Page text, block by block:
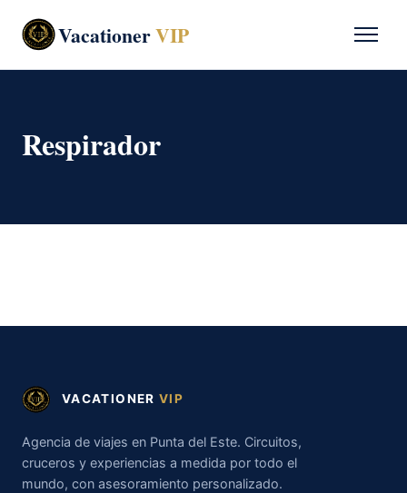
VacationerVIP
Respirador
VACATIONER VIP
Agencia de viajes en Punta del Este. Circuitos,
cruceros y experiencias a medida por todo el
mundo, con asesoramiento personalizado.